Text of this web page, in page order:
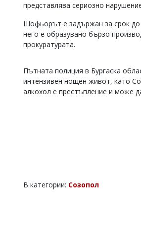
office@flagman.bg
Коментарите
въвеждат
откриете
представлява сериозно
Шофьорът е задържан за срок до
него е образувано бързо
прокуратурата.
Пътната полиция в Бургаска
интензивен нощен живот, като
алкохол е престъпление и може
В категории: Созопол